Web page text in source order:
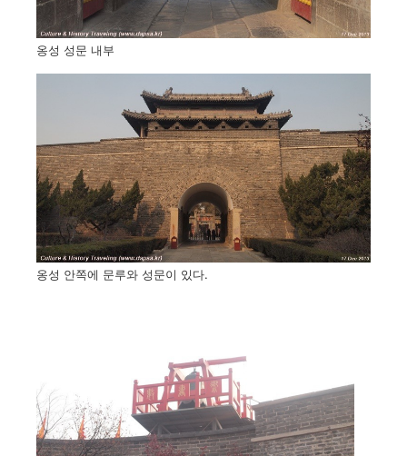
옹성 성문 내부
옹성 안쪽에 문루와 성문이 있다.